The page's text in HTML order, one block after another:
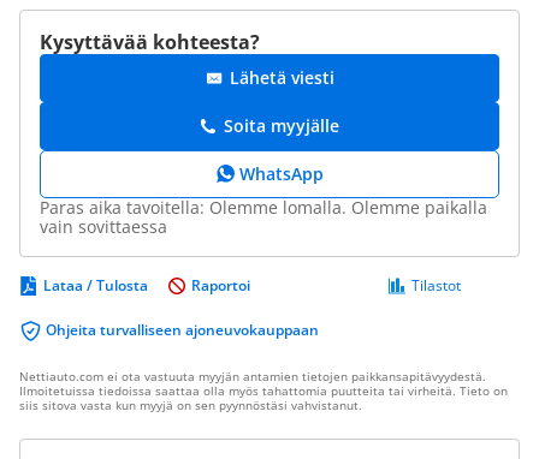
Kysyttävää kohteesta?
Lähetä viesti
Soita myyjälle
WhatsApp
Paras aika tavoitella: Olemme lomalla. Olemme paikalla
vain sovittaessa
Lataa / Tulosta
Ohjeita turvalliseen ajoneuvokauppaan
Tilastot
Raportoi
Nettiauto.com ei ota vastuuta myyjän antamien tietojen paikkansapitävyydestä.
Ilmoitetuissa tiedoissa saattaa olla myös tahattomia puutteita tai virheitä. Tieto on
siis sitova vasta kun myyjä on sen pyynnöstäsi vahvistanut.